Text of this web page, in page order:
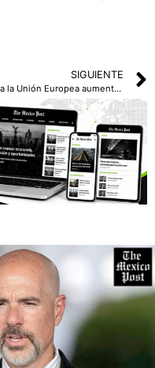
SIGUIENTE
Busca la Unión Europea aumentar su defensa; proponen usar protección nuclear